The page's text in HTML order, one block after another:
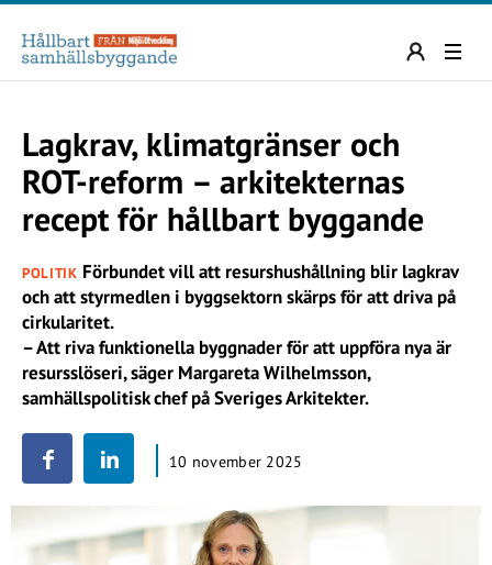
Lagkrav, klimatgränser och
ROT-reform – arkitekternas
recept för hållbart byggande
POLITIK Förbundet vill att resurshushållning blir lagkrav
och att styrmedlen i byggsektorn skärps för att driva på
cirkularitet.
– Att riva funktionella byggnader för att uppföra nya är
resursslöseri, säger Margareta Wilhelmsson,
samhällspolitisk chef på Sveriges Arkitekter.
10 november 2025